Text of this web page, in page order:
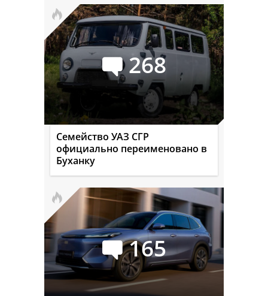
268
Семейство УАЗ СГР
официально переименовано в
Буханку
165